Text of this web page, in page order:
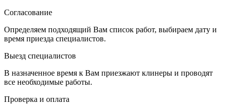
Согласование
Определяем подходящий Вам список работ, выбираем дату и
время приезда специалистов.
Выезд специалистов
В назначенное время к Вам приезжают клинеры и проводят
все необходимые работы.
Проверка и оплата